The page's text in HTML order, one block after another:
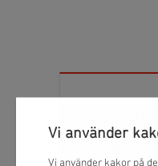
Vi använder
Vi använder kakor på